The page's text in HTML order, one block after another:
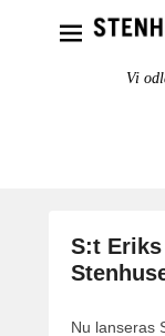
Vi
S:t
Nu lanseras